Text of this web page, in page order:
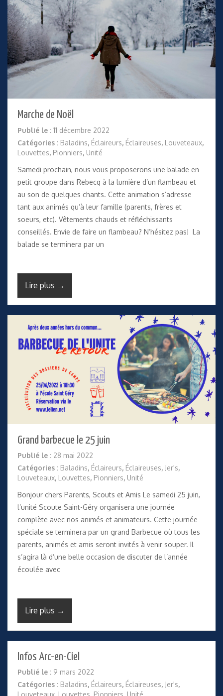
Marche de Noël
Publié le : 11 décembre 2022
Catégories : Baladins, Éclaireurs, Éclaireuses, Louveteaux,
Louvettes, Pionniers, Unité
Samedi prochain, nous vous proposerons une balade en
petit groupe dans Rebecq à la lumière d’un flambeau et
au son de quelques chants. Cette animation s’adresse
tant aux animés qu’à leur famille (parents, frères et
soeurs, etc). Vêtements chauds et réfléchissants
conseillés. Envie de faire un flambeau? N’hésitez pas! La
balade se terminera par un
Lire plus →
Grand barbecue le 25 juin
Publié le : 28 mai 2022
Catégories : Baladins, Éclaireurs, Éclaireuses, Jer's,
Louveteaux, Louvettes, Pionniers, Unité
Bonjour chers Parents, Scouts et Amis Le samedi 25 juin,
l’unité Scoute Saint-Géry organisera une journée
complète avec nos animés et animateurs. Cette journée
spéciale se terminera par un grand Barbecue où tous les
parents, animés et amis seront invités à venir souper. Il
s’agira là d’une belle occasion de discuter de l’année
écoulée avec
Lire plus →
Infos Arc-en-Ciel
Publié le : 9 mars 2022
Catégories : Baladins, Éclaireurs, Éclaireuses, Jer's,
Louveteaux Louvettes Pionniers Unité